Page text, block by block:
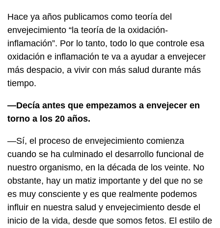
Hace ya años publicamos como teoría del
envejecimiento “la teoría de la oxidación-
inflamación”. Por lo tanto, todo lo que controle esa
oxidación e inflamación te va a ayudar a envejecer
más despacio, a vivir con más salud durante más
tiempo.
—Decía antes que empezamos a envejecer en
torno a los 20 años.
—Sí, el proceso de envejecimiento comienza
cuando se ha culminado el desarrollo funcional de
nuestro organismo, en la década de los veinte. No
obstante, hay un matiz importante y del que no se
es muy consciente y es que realmente podemos
influir en nuestra salud y envejecimiento desde el
inicio de la vida, desde que somos fetos. El estilo de